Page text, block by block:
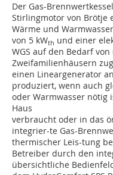
Der Gas-
Stirlingmotor von Brötje
Wärme und
von 5 kWth und einer
WGS auf den Bedarf
Zweifamilienhäusern
einen Lineargenerator
produziert, wenn auch
oder Warmwasser nötig
Haus
verbraucht oder in das
integrier­-te Gas-
thermischer Leis­-tung
Betreiber durch den
übersichtliche